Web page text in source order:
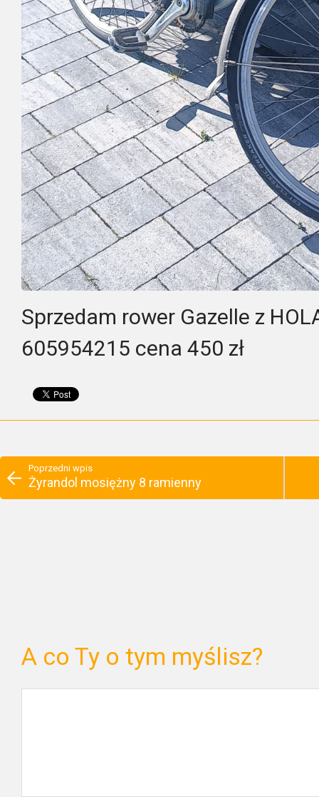
Sprzedam rower Gazelle z
605954215 cena 450 zł
Poprzedni wpis
Żyrandol mosiężny 8 ramienny
A co Ty o tym myślisz?